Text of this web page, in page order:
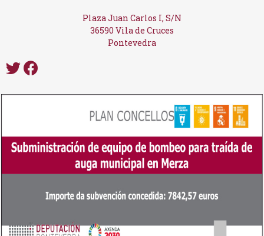
Plaza Juan Carlos I, S/N
36590 Vila de Cruces
Pontevedra